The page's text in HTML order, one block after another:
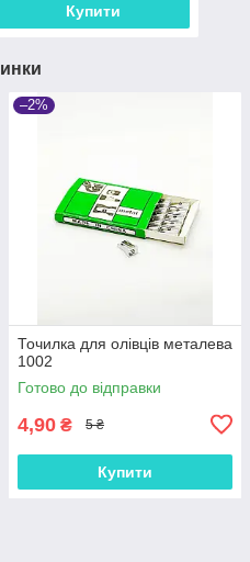
Купити
–2%
Точилка для олівців металева
1002
Готово до відправки
4,90 ₴ 5 ₴
Купити